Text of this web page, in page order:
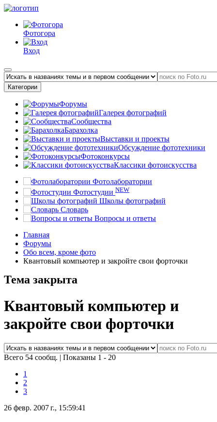
Фотогора
Вход
Категории
Форумы
Галерея фотографий
Сообщества
Барахолка
Выставки и проекты
Обсуждение фототехники
Фотоконкурсы
Классики фотоискусства
Фотолаборатории
Фотостудии NEW
Школы фотографий
Словарь
Вопросы и ответы
Главная
Форумы
Обо всем, кроме фото
Квантовый компьютер и закройте свои форточки
Тема закрыта
Квантовый компьютер и
закройте свои форточки
Всего 54 сообщ. | Показаны 1 - 20
1
2
3
26 февр. 2007 г., 15:59:41